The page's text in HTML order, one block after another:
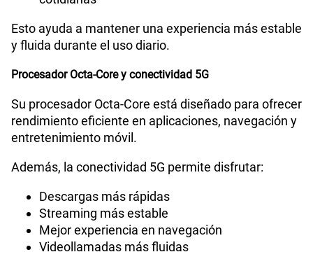
Esto ayuda a mantener una experiencia más estable
y fluida durante el uso diario.
Procesador Octa-Core y conectividad 5G
Su procesador Octa-Core está diseñado para ofrecer
rendimiento eficiente en aplicaciones, navegación y
entretenimiento móvil.
Además, la conectividad 5G permite disfrutar:
Descargas más rápidas
Streaming más estable
Mejor experiencia en navegación
Videollamadas más fluidas